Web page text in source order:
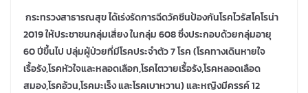
กระทรวงสาธารณสุข ได้เร่งรัดการฉีดวัคซีนป้องกันโรคไวรัสโคโรน่า
2019 ให้ประชาชนกลุ่มเสี่ยง ในกลุ่ม 608 ซึ่งประกอบด้วยกลุ่มอายุ
60 ปีขึ้นไป ปลุ่มผู้ป่วยที่มีโรคประจำตัว 7 โรค (โรคทางเดินหายใจ
เรื้อรัง,โรคหัวใจและหลอดเลือก,โรคไตวายเรื้อรัง,โรคหลอดเลือด
สมอง,โรคอ้วน,โรคมะเร็ง และโรคเบาหวาน) และหญิงมีครรค์ 12